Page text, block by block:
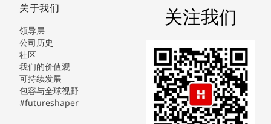
关于我们
领导层
公司历史
社区
我们的价值观
可持续发展
包容与全球视野
#futureshaper
关注我们